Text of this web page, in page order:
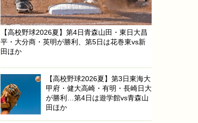
【高校野球2026夏】第4日青森山田・東日大昌
平・大分商・英明が勝利、第5日は花巻東vs新
田ほか
【高校野球2026夏】第3日東海大
甲府・健大高崎・有明・長崎日大
が勝利…第4日は遊学館vs青森山
田ほか